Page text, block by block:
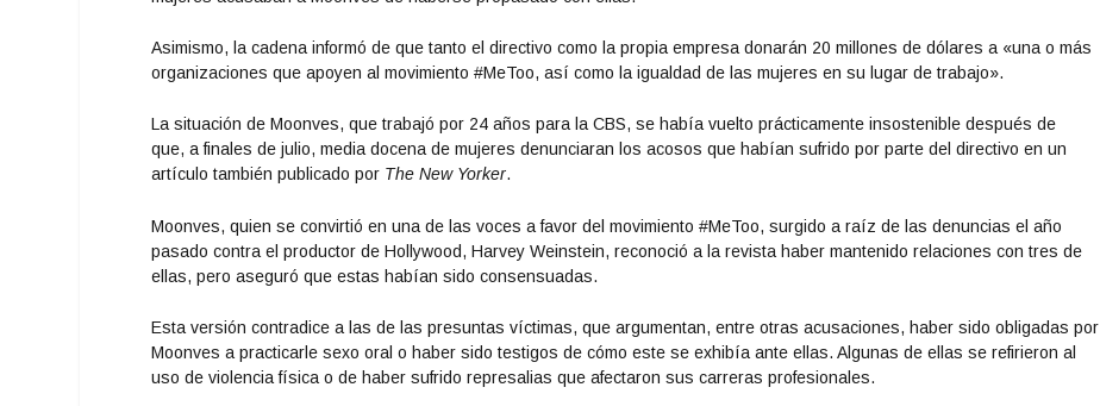
Asimismo, la cadena informó de que tanto el directivo como la propia empresa donarán 20 millones de dólares a «una o más
organizaciones que apoyen al movimiento #MeToo, así como la igualdad de las mujeres en su lugar de trabajo».
La situación de Moonves, que trabajó por 24 años para la CBS, se había vuelto prácticamente insostenible después de
que, a finales de julio, media docena de mujeres denunciaran los acosos que habían sufrido por parte del directivo en un
artículo también publicado por The New Yorker.
Moonves, quien se convirtió en una de las voces a favor del movimiento #MeToo, surgido a raíz de las denuncias el año
pasado contra el productor de Hollywood, Harvey Weinstein, reconoció a la revista haber mantenido relaciones con tres de
ellas, pero aseguró que estas habían sido consensuadas.
Esta versión contradice a las de las presuntas víctimas, que argumentan, entre otras acusaciones, haber sido obligadas por
Moonves a practicarle sexo oral o haber sido testigos de cómo este se exhibía ante ellas. Algunas de ellas se refirieron al
uso de violencia física o de haber sufrido represalias que afectaron sus carreras profesionales.